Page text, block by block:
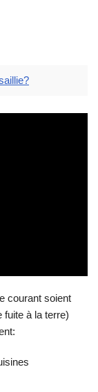
courant soient
fuite à la terre)